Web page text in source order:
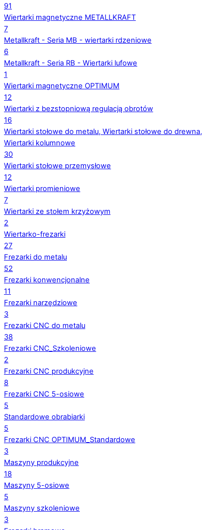
91
Wiertarki magnetyczne METALLKRAFT
7
Metallkraft - Seria MB - wiertarki rdzeniowe
6
Metallkraft - Seria RB - Wiertarki lufowe
1
Wiertarki magnetyczne OPTIMUM
12
Wiertarki z bezstopniową regulacją obrotów
16
Wiertarki stołowe do metalu, Wiertarki stołowe do drewna,
Wiertarki kolumnowe
30
Wiertarki stołowe przemysłowe
12
Wiertarki promieniowe
7
Wiertarki ze stołem krzyżowym
2
Wiertarko-frezarki
27
Frezarki do metalu
52
Frezarki konwencjonalne
11
Frezarki narzędziowe
3
Frezarki CNC do metalu
38
Frezarki CNC_Szkoleniowe
2
Frezarki CNC produkcyjne
8
Frezarki CNC 5-osiowe
5
Standardowe obrabiarki
5
Frezarki CNC OPTIMUM_Standardowe
3
Maszyny produkcyjne
18
Maszyny 5-osiowe
5
Maszyny szkoleniowe
3